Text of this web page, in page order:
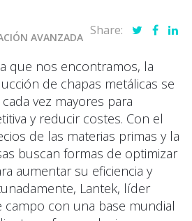
AVANZADA Share:
que nos encontramos, la
de chapas metálicas se
vez mayores para
y reducir costes. Con el
de las materias primas y la
buscan formas de optimizar
aumentar su eficiencia y
Lantek, líder
con una base mundial